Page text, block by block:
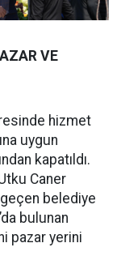
VE
hizmet
uygun
kapatıldı.
Caner
geçen belediye
bulunan
pazar yerini